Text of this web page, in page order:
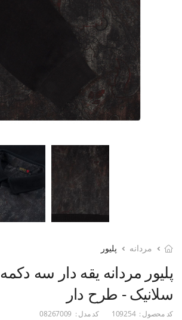
مردانه پلیور
پلیور مردانه یقه دار سه دکمه
سلانیک - طرح دار
کد محصول : 109254 کد مدل : 08267009